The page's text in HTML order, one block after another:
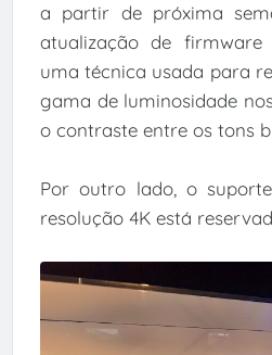
a partir de próxima
atualização de
uma técnica usada para
gama de luminosidade
o contraste entre os tons
Por outro lado, o
resolução 4K está